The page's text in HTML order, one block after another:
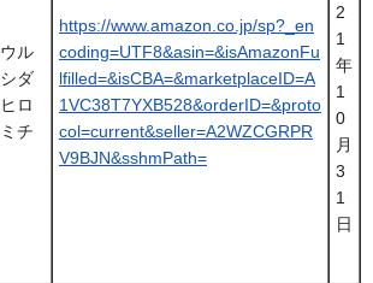
ウル
シダ
ヒロ
ミチ
https://www.amazon.co.jp/sp?_en
coding=UTF8&asin=&isAmazonFu
lfilled=&isCBA=&marketplaceID=A
1VC38T7YXB528&orderID=&proto
col=current&seller=A2WZCGRPR
V9BJN&sshmPath=
2
1
年
1
0
月
3
1
日